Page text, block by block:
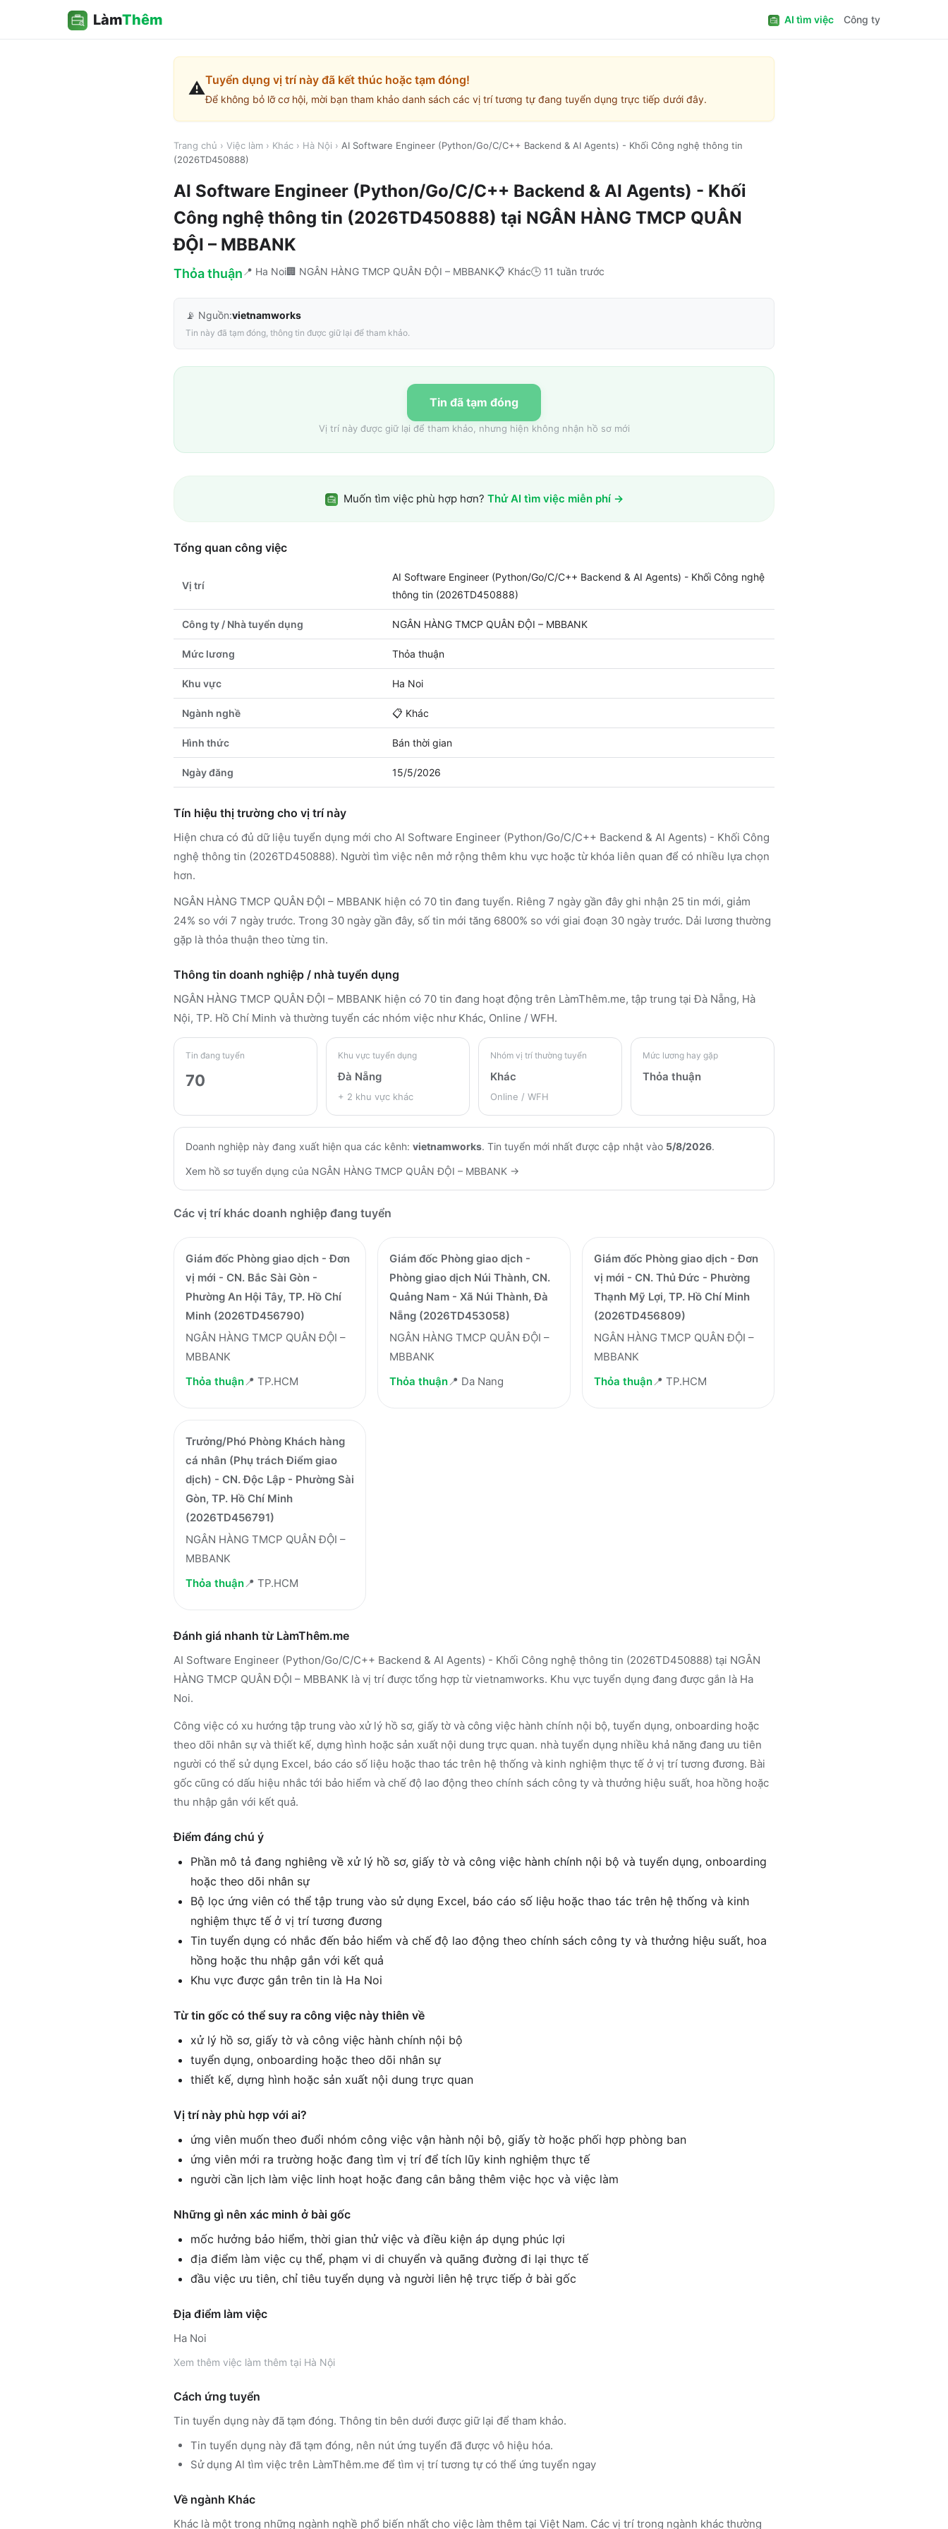
LàmThêm AI tìm việc Công ty
⚠️Tuyển dụng vị trí này đã kết thúc hoặc tạm đóng!
Để không bỏ lỡ cơ hội, mời bạn tham khảo danh sách các vị trí tương tự đang tuyển dụng trực tiếp dưới đây.
Trang chủ › Việc làm › Khác › Hà Nội › AI Software Engineer (Python/Go/C/C++ Backend & AI Agents) - Khối Công nghệ thông tin
(2026TD450888)
AI Software Engineer (Python/Go/C/C++ Backend & AI Agents) - Khối
Công nghệ thông tin (2026TD450888) tại NGÂN HÀNG TMCP QUÂN
ĐỘI – MBBANK
Thỏa thuận 📍 Ha Noi🏢 NGÂN HÀNG TMCP QUÂN ĐỘI – MBBANK📋 Khác🕒 11 tuần trước
📡 Nguồn:vietnamworks
Tin này đã tạm đóng, thông tin được giữ lại để tham khảo.
Tin đã tạm đóng
Vị trí này được giữ lại để tham khảo, nhưng hiện không nhận hồ sơ mới
Muốn tìm việc phù hợp hơn? Thử AI tìm việc miễn phí →
Tổng quan công việc
Vị trí
AI Software Engineer (Python/Go/C/C++ Backend & AI Agents) - Khối Công nghệ
thông tin (2026TD450888)
Công ty / Nhà tuyển dụng NGÂN HÀNG TMCP QUÂN ĐỘI – MBBANK
Mức lương Thỏa thuận
Khu vực Ha Noi
Ngành nghề 📋 Khác
Hình thức Bán thời gian
Ngày đăng 15/5/2026
Tín hiệu thị trường cho vị trí này
Hiện chưa có đủ dữ liệu tuyển dụng mới cho AI Software Engineer (Python/Go/C/C++ Backend & AI Agents) - Khối Công
nghệ thông tin (2026TD450888). Người tìm việc nên mở rộng thêm khu vực hoặc từ khóa liên quan để có nhiều lựa chọn
hơn.
NGÂN HÀNG TMCP QUÂN ĐỘI – MBBANK hiện có 70 tin đang tuyển. Riêng 7 ngày gần đây ghi nhận 25 tin mới, giảm
24% so với 7 ngày trước. Trong 30 ngày gần đây, số tin mới tăng 6800% so với giai đoạn 30 ngày trước. Dải lương thường
gặp là thỏa thuận theo từng tin.
Thông tin doanh nghiệp / nhà tuyển dụng
NGÂN HÀNG TMCP QUÂN ĐỘI – MBBANK hiện có 70 tin đang hoạt động trên LàmThêm.me, tập trung tại Đà Nẵng, Hà
Nội, TP. Hồ Chí Minh và thường tuyển các nhóm việc như Khác, Online / WFH.
Tin đang tuyển
70
Khu vực tuyển dụng
Đà Nẵng
+ 2 khu vực khác
Nhóm vị trí thường tuyển
Khác
Online / WFH
Mức lương hay gặp
Thỏa thuận
Doanh nghiệp này đang xuất hiện qua các kênh: vietnamworks. Tin tuyển mới nhất được cập nhật vào 5/8/2026.
Xem hồ sơ tuyển dụng của NGÂN HÀNG TMCP QUÂN ĐỘI – MBBANK →
Các vị trí khác doanh nghiệp đang tuyển
Giám đốc Phòng giao dịch - Đơn
vị mới - CN. Bắc Sài Gòn -
Phường An Hội Tây, TP. Hồ Chí
Minh (2026TD456790)
NGÂN HÀNG TMCP QUÂN ĐỘI –
MBBANK
Thỏa thuận📍 TP.HCM
Giám đốc Phòng giao dịch -
Phòng giao dịch Núi Thành, CN.
Quảng Nam - Xã Núi Thành, Đà
Nẵng (2026TD453058)
NGÂN HÀNG TMCP QUÂN ĐỘI –
MBBANK
Thỏa thuận📍 Da Nang
Giám đốc Phòng giao dịch - Đơn
vị mới - CN. Thủ Đức - Phường
Thạnh Mỹ Lợi, TP. Hồ Chí Minh
(2026TD456809)
NGÂN HÀNG TMCP QUÂN ĐỘI –
MBBANK
Thỏa thuận📍 TP.HCM
Trưởng/Phó Phòng Khách hàng
cá nhân (Phụ trách Điểm giao
dịch) - CN. Độc Lập - Phường Sài
Gòn, TP. Hồ Chí Minh
(2026TD456791)
NGÂN HÀNG TMCP QUÂN ĐỘI –
MBBANK
Thỏa thuận📍 TP.HCM
Đánh giá nhanh từ LàmThêm.me
AI Software Engineer (Python/Go/C/C++ Backend & AI Agents) - Khối Công nghệ thông tin (2026TD450888) tại NGÂN
HÀNG TMCP QUÂN ĐỘI – MBBANK là vị trí được tổng hợp từ vietnamworks. Khu vực tuyển dụng đang được gắn là Ha
Noi.
Công việc có xu hướng tập trung vào xử lý hồ sơ, giấy tờ và công việc hành chính nội bộ, tuyển dụng, onboarding hoặc
theo dõi nhân sự và thiết kế, dựng hình hoặc sản xuất nội dung trực quan. nhà tuyển dụng nhiều khả năng đang ưu tiên
người có thể sử dụng Excel, báo cáo số liệu hoặc thao tác trên hệ thống và kinh nghiệm thực tế ở vị trí tương đương. Bài
gốc cũng có dấu hiệu nhắc tới bảo hiểm và chế độ lao động theo chính sách công ty và thưởng hiệu suất, hoa hồng hoặc
thu nhập gắn với kết quả.
Điểm đáng chú ý
Phần mô tả đang nghiêng về xử lý hồ sơ, giấy tờ và công việc hành chính nội bộ và tuyển dụng, onboarding
hoặc theo dõi nhân sự
Bộ lọc ứng viên có thể tập trung vào sử dụng Excel, báo cáo số liệu hoặc thao tác trên hệ thống và kinh
nghiệm thực tế ở vị trí tương đương
Tin tuyển dụng có nhắc đến bảo hiểm và chế độ lao động theo chính sách công ty và thưởng hiệu suất, hoa
hồng hoặc thu nhập gắn với kết quả
Khu vực được gắn trên tin là Ha Noi
Từ tin gốc có thể suy ra công việc này thiên về
xử lý hồ sơ, giấy tờ và công việc hành chính nội bộ
tuyển dụng, onboarding hoặc theo dõi nhân sự
thiết kế, dựng hình hoặc sản xuất nội dung trực quan
Vị trí này phù hợp với ai?
ứng viên muốn theo đuổi nhóm công việc vận hành nội bộ, giấy tờ hoặc phối hợp phòng ban
ứng viên mới ra trường hoặc đang tìm vị trí để tích lũy kinh nghiệm thực tế
người cần lịch làm việc linh hoạt hoặc đang cân bằng thêm việc học và việc làm
Những gì nên xác minh ở bài gốc
mốc hưởng bảo hiểm, thời gian thử việc và điều kiện áp dụng phúc lợi
địa điểm làm việc cụ thể, phạm vi di chuyển và quãng đường đi lại thực tế
đầu việc ưu tiên, chỉ tiêu tuyển dụng và người liên hệ trực tiếp ở bài gốc
Địa điểm làm việc
Ha Noi
Xem thêm việc làm thêm tại Hà Nội
Cách ứng tuyển
Tin tuyển dụng này đã tạm đóng. Thông tin bên dưới được giữ lại để tham khảo.
Tin tuyển dụng này đã tạm đóng, nên nút ứng tuyển đã được vô hiệu hóa.
Sử dụng AI tìm việc trên LàmThêm.me để tìm vị trí tương tự có thể ứng tuyển ngay
Về ngành Khác
Khác là một trong những ngành nghề phổ biến nhất cho việc làm thêm tại Việt Nam. Các vị trí trong ngành khác thường